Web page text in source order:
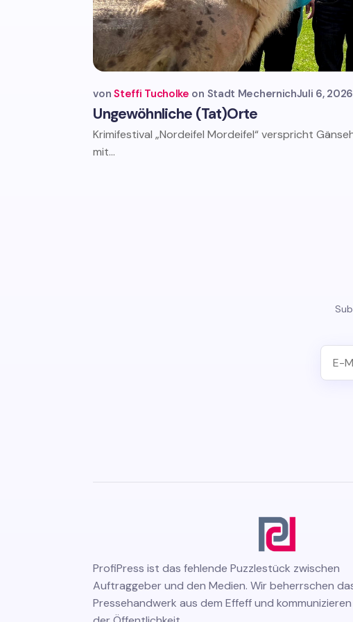
Ungewöhnliche (Tat)Orte
vonSteffi Tucholke Stadt MechernichJuli 6, 2026
Krimifestival „Nordeifel Mordeifel“ verspricht
mit...
ProfiPress ist das fehlende Puzzlestück zwischen
Auftraggeber und den Medien. Wir beherrschen
Pressehandwerk aus dem Effeff und